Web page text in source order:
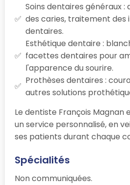
Soins dentaires généraux :
des caries, traitement
dentaires.
Esthétique dentaire :
facettes dentaires pour
l'apparence du sourire.
Prothèses dentaires :
autres solutions
Le dentiste François
un service personnalisé, en
ses patients durant chaque
Spécialités
Non communiquées.